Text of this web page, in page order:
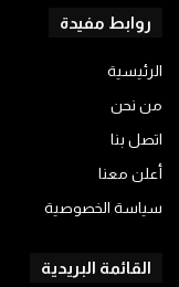
روابط مفيدة
الرئيسية
من نحن
اتصل بنا
أعلن معنا
سياسة الخصوصية
القائمة البريدية